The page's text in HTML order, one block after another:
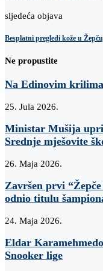
sljedeća objava
Besplatni pregledi kože u
Ne propustite
Na Edinovim
25. Jula 2026.
Ministar Mušija
Srednje mješovite
26. Maja 2026.
Završen prvi
odnio titulu
24. Maja 2026.
Eldar
Snooker lige